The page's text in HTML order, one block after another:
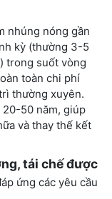
nhúng nóng gần
kỳ (thường 3-5
trong suốt vòng
toàn chi phí
thường xuyên.
50 năm, giúp
và thay thế kết
tái chế được
ứng các yêu cầu